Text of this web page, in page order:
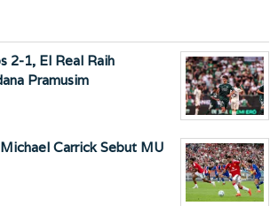
2-1, El Real Raih
Pramusim
Carrick Sebut MU